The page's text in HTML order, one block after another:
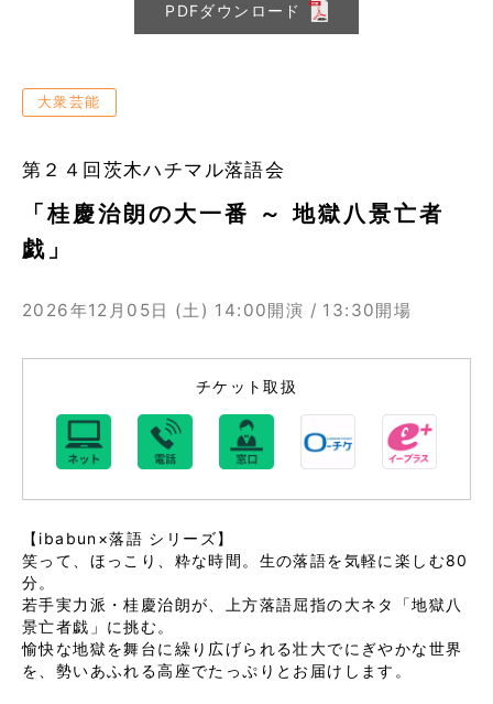
PDFダウンロード
大衆芸能
第２４回茨木ハチマル落語会
「桂慶治朗の大一番 ～ 地獄八景亡者
戯」
2026年12月05日 (土) 14:00開演 / 13:30開場
チケット取扱
【ibabun×落語 シリーズ】
笑って、ほっこり、粋な時間。生の落語を気軽に楽しむ80
分。
若手実力派・桂慶治朗が、上方落語屈指の大ネタ「地獄八
景亡者戯」に挑む。
愉快な地獄を舞台に繰り広げられる壮大でにぎやかな世界
を、勢いあふれる高座でたっぷりとお届けします。